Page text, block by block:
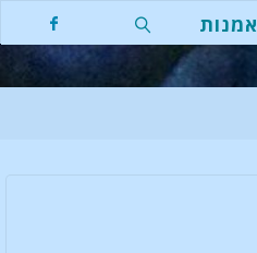
אמנות